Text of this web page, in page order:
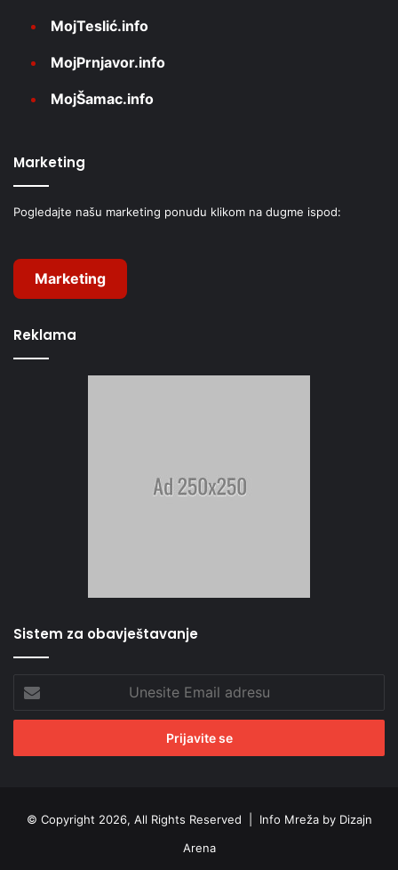
MojTeslić.info
MojPrnjavor.info
MojŠamac.info
Marketing
Pogledajte našu marketing ponudu klikom na dugme ispod:
Marketing
Reklama
Sistem za obavještavanje
Unesite
Email
adresu
© Copyright 2026, All Rights Reserved | Info Mreža by Dizajn
Arena